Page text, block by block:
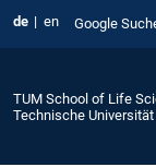
de en Google
TUM School of Life
Technische